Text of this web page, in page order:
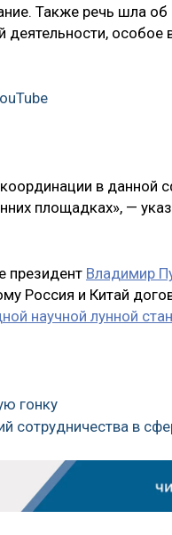
Также речь шла
деятельности,
в данной
площадках», —
президент Владимир
Россия и Китай
научной лунной
гонку
сотрудничества в